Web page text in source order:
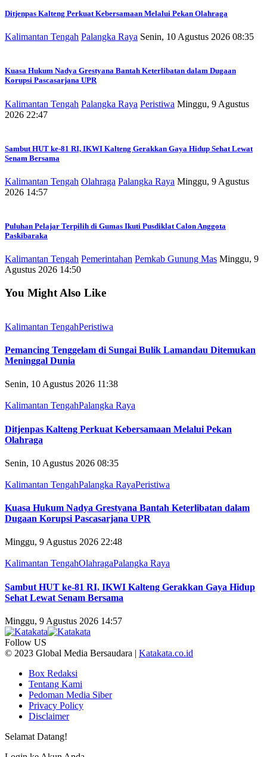
Ditjenpas Kalteng Perkuat Kebersamaan Melalui Pekan Olahraga
Kalimantan Tengah Palangka Raya Senin, 10 Agustus 2026 08:35
Kuasa Hukum Nadya Grestyana Bantah Keterlibatan dalam Dugaan
Korupsi Pascasarjana UPR
Kalimantan Tengah Palangka Raya Peristiwa Minggu, 9 Agustus
2026 22:47
Sambut HUT ke-81 RI, IKWI Kalteng Gerakkan Gaya Hidup Sehat Lewat
Senam Bersama
Kalimantan Tengah Olahraga Palangka Raya Minggu, 9 Agustus
2026 14:57
Puluhan Pelajar Terpilih di Gumas Ikuti Pusdiklat Calon Anggota
Paskibaraka
Kalimantan Tengah Pemerintahan Pemkab Gunung Mas Minggu, 9
Agustus 2026 14:50
You Might Also Like
Kalimantan TengahPeristiwa
Pemancing Tenggelam di Sungai Bulik Lamandau Ditemukan
Meninggal Dunia
Senin, 10 Agustus 2026 11:38
Kalimantan TengahPalangka Raya
Ditjenpas Kalteng Perkuat Kebersamaan Melalui Pekan
Olahraga
Senin, 10 Agustus 2026 08:35
Kalimantan TengahPalangka RayaPeristiwa
Kuasa Hukum Nadya Grestyana Bantah Keterlibatan dalam
Dugaan Korupsi Pascasarjana UPR
Minggu, 9 Agustus 2026 22:48
Kalimantan TengahOlahragaPalangka Raya
Sambut HUT ke-81 RI, IKWI Kalteng Gerakkan Gaya Hidup
Sehat Lewat Senam Bersama
Minggu, 9 Agustus 2026 14:57
Follow US
© 2023 Global Media Bersaudara | Katakata.co.id
Box Redaksi
Tentang Kami
Pedoman Media Siber
Privacy Policy
Disclaimer
Selamat Datang!